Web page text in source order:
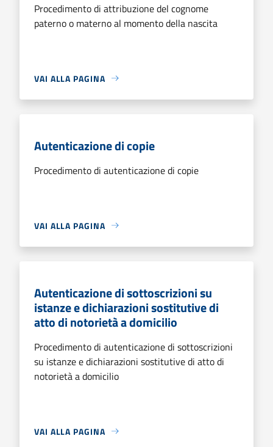
Procedimento di attribuzione del cognome
paterno o materno al momento della nascita
VAI ALLA PAGINA
Autenticazione di copie
Procedimento di autenticazione di copie
VAI ALLA PAGINA
Autenticazione di sottoscrizioni su
istanze e dichiarazioni sostitutive di
atto di notorietà a domicilio
Procedimento di autenticazione di sottoscrizioni
su istanze e dichiarazioni sostitutive di atto di
notorietà a domicilio
VAI ALLA PAGINA